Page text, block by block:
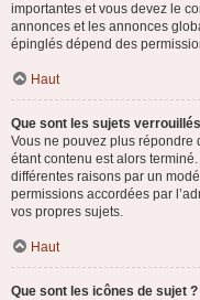
importantes et vous devez le
annonces et les annonces
épinglés dépend des
Haut
Que sont les sujets
Vous ne pouvez plus répondre
étant contenu est alors
différentes raisons par un
permissions accordées par
vos propres sujets.
Haut
Que sont les icônes de sujet ?